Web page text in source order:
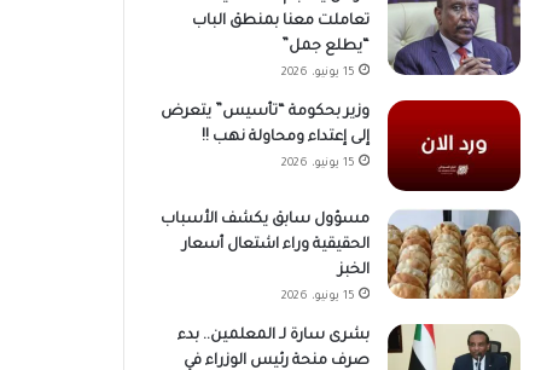
تعاملت معنا بمنطق الباب
“يطلع جمل”
15 يونيو، 2026
وزير بحكومة “تأسيس” يتعرض
إلى إعتداء ومحاولة نهب !!
15 يونيو، 2026
مسؤول سابق يكشف الأسباب
الحقيقية وراء اشتعال أسعار
الخبز
15 يونيو، 2026
بشرى سارة لـ المعلمين.. بدء
صرف منحة رئيس الوزراء في